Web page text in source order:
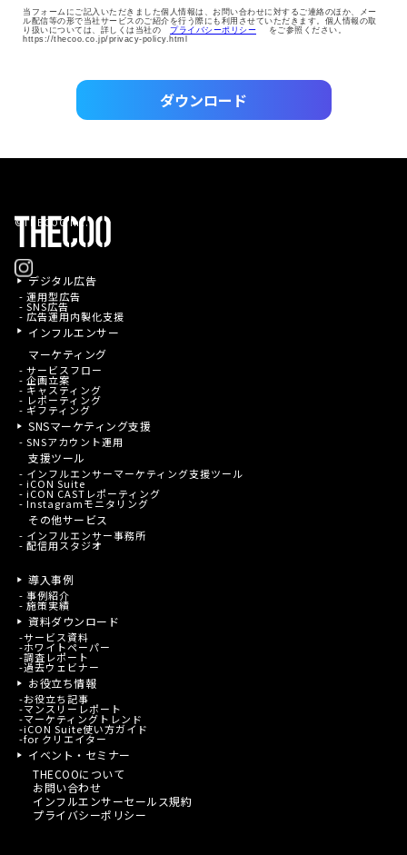
当フォームにご記入いただきました個人情報は、お問い合わせに対するご連絡のほか、メー
ル配信等の形で当社サービスのご紹介を行う際にも利用させていただきます。個人情報の取
り扱いについては、詳しくは当社の
プライバシーポリシー
をご参照ください。
https://thecoo.co.jp/privacy-policy.html
ダウンロード
デジタル広告
- 運用型広告
- SNS広告
- 広告運用内製化支援
インフルエンサー
マーケティング
- サービスフロー
- 企画立案
- キャスティング
- レポーティング
- ギフティング
SNSマーケティング支援
- SNSアカウント運用
支援ツール
- インフルエンサーマーケティング支援ツール
- iCON Suite
- iCON CASTレポーティング
- Instagramモニタリング
その他サービス
- インフルエンサー事務所
- 配信用スタジオ
導入事例
- 事例紹介
- 施策実績
資料ダウンロード
-サービス資料
-ホワイトペーパー
-調査レポート
-過去ウェビナー
お役立ち情報
-お役立ち記事
-マンスリーレポート
-マーケティングトレンド
-iCON Suite使い方ガイド
-for クリエイター
イベント・セミナー
THECOOについて
お問い合わせ
インフルエンサーセールス規約
プライバシーポリシー
©THECOO Inc.